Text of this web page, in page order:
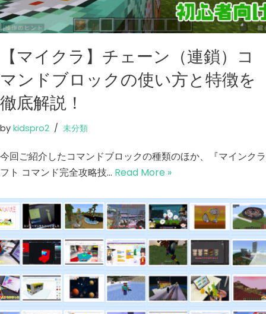
【マイクラ】チェーン（連鎖）コ
マンドブロックの使い方と特徴を
徹底解説！
by kidspro2 未分類
今回ご紹介したコマンドブロックの種類のほか、『マインクラ
フト コマンド完全攻略技… Read More »